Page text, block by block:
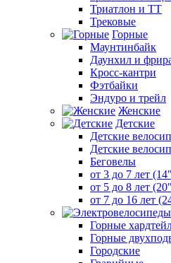
Триатлон и ТТ
Трековые
Горные
Маунтинбайк
Даунхил и
Кросс-кантри
Фэтбайки
Эндуро и трейл
Женские
Детские
Детские
Детские
Беговелы
от 3 до 7 лет
от 5 до 8 лет
от 7 до 16 лет
Горные
Горные
Городские